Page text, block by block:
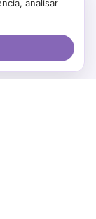
analisar